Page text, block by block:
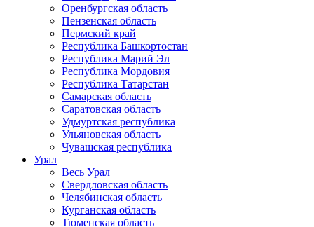
Оренбургская область
Пензенская область
Пермский край
Республика Башкортостан
Республика Марий Эл
Республика Мордовия
Республика Татарстан
Самарская область
Саратовская область
Удмуртская республика
Ульяновская область
Чувашская республика
Урал
Весь Урал
Свердловская область
Челябинская область
Курганская область
Тюменская область